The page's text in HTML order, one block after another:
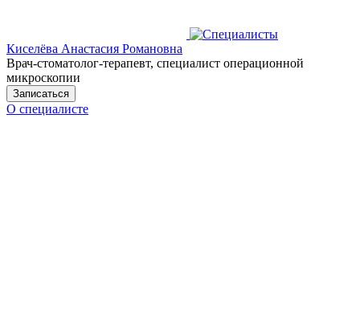
Киселёва Анастасия Романовна
Врач-стоматолог-терапевт, специалист операционной
микроскопии
Записаться
О специалисте